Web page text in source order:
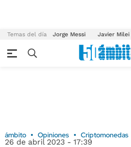
Temas del día Jorge Messi Javier Milei
ámbito Opiniones Criptomonedas
26 de abril 2023 - 17:39